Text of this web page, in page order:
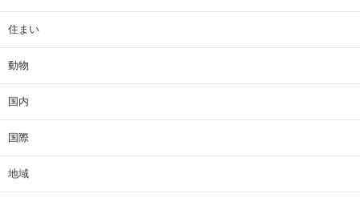
住まい
動物
国内
国際
地域